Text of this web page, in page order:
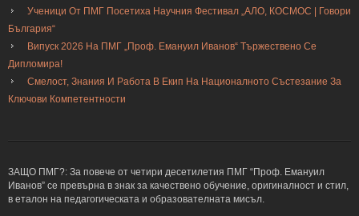
Ученици От ПМГ Посетиха Научния Фестивал „АЛО, КОСМОС | Говори
България“
Випуск 2026 На ПМГ „Проф. Емануил Иванов“ Тържествено Се
Дипломира!
Смелост, Знания И Работа В Екип На Националното Състезание За
Ключови Компетентности
ЗАЩО ПМГ?: За повече от четири десетилетия ПМГ “Проф. Емануил
Иванов” се превърна в знак за качествено обучение, оригиналност и стил,
в еталон на педагогическата и образователната мисъл.